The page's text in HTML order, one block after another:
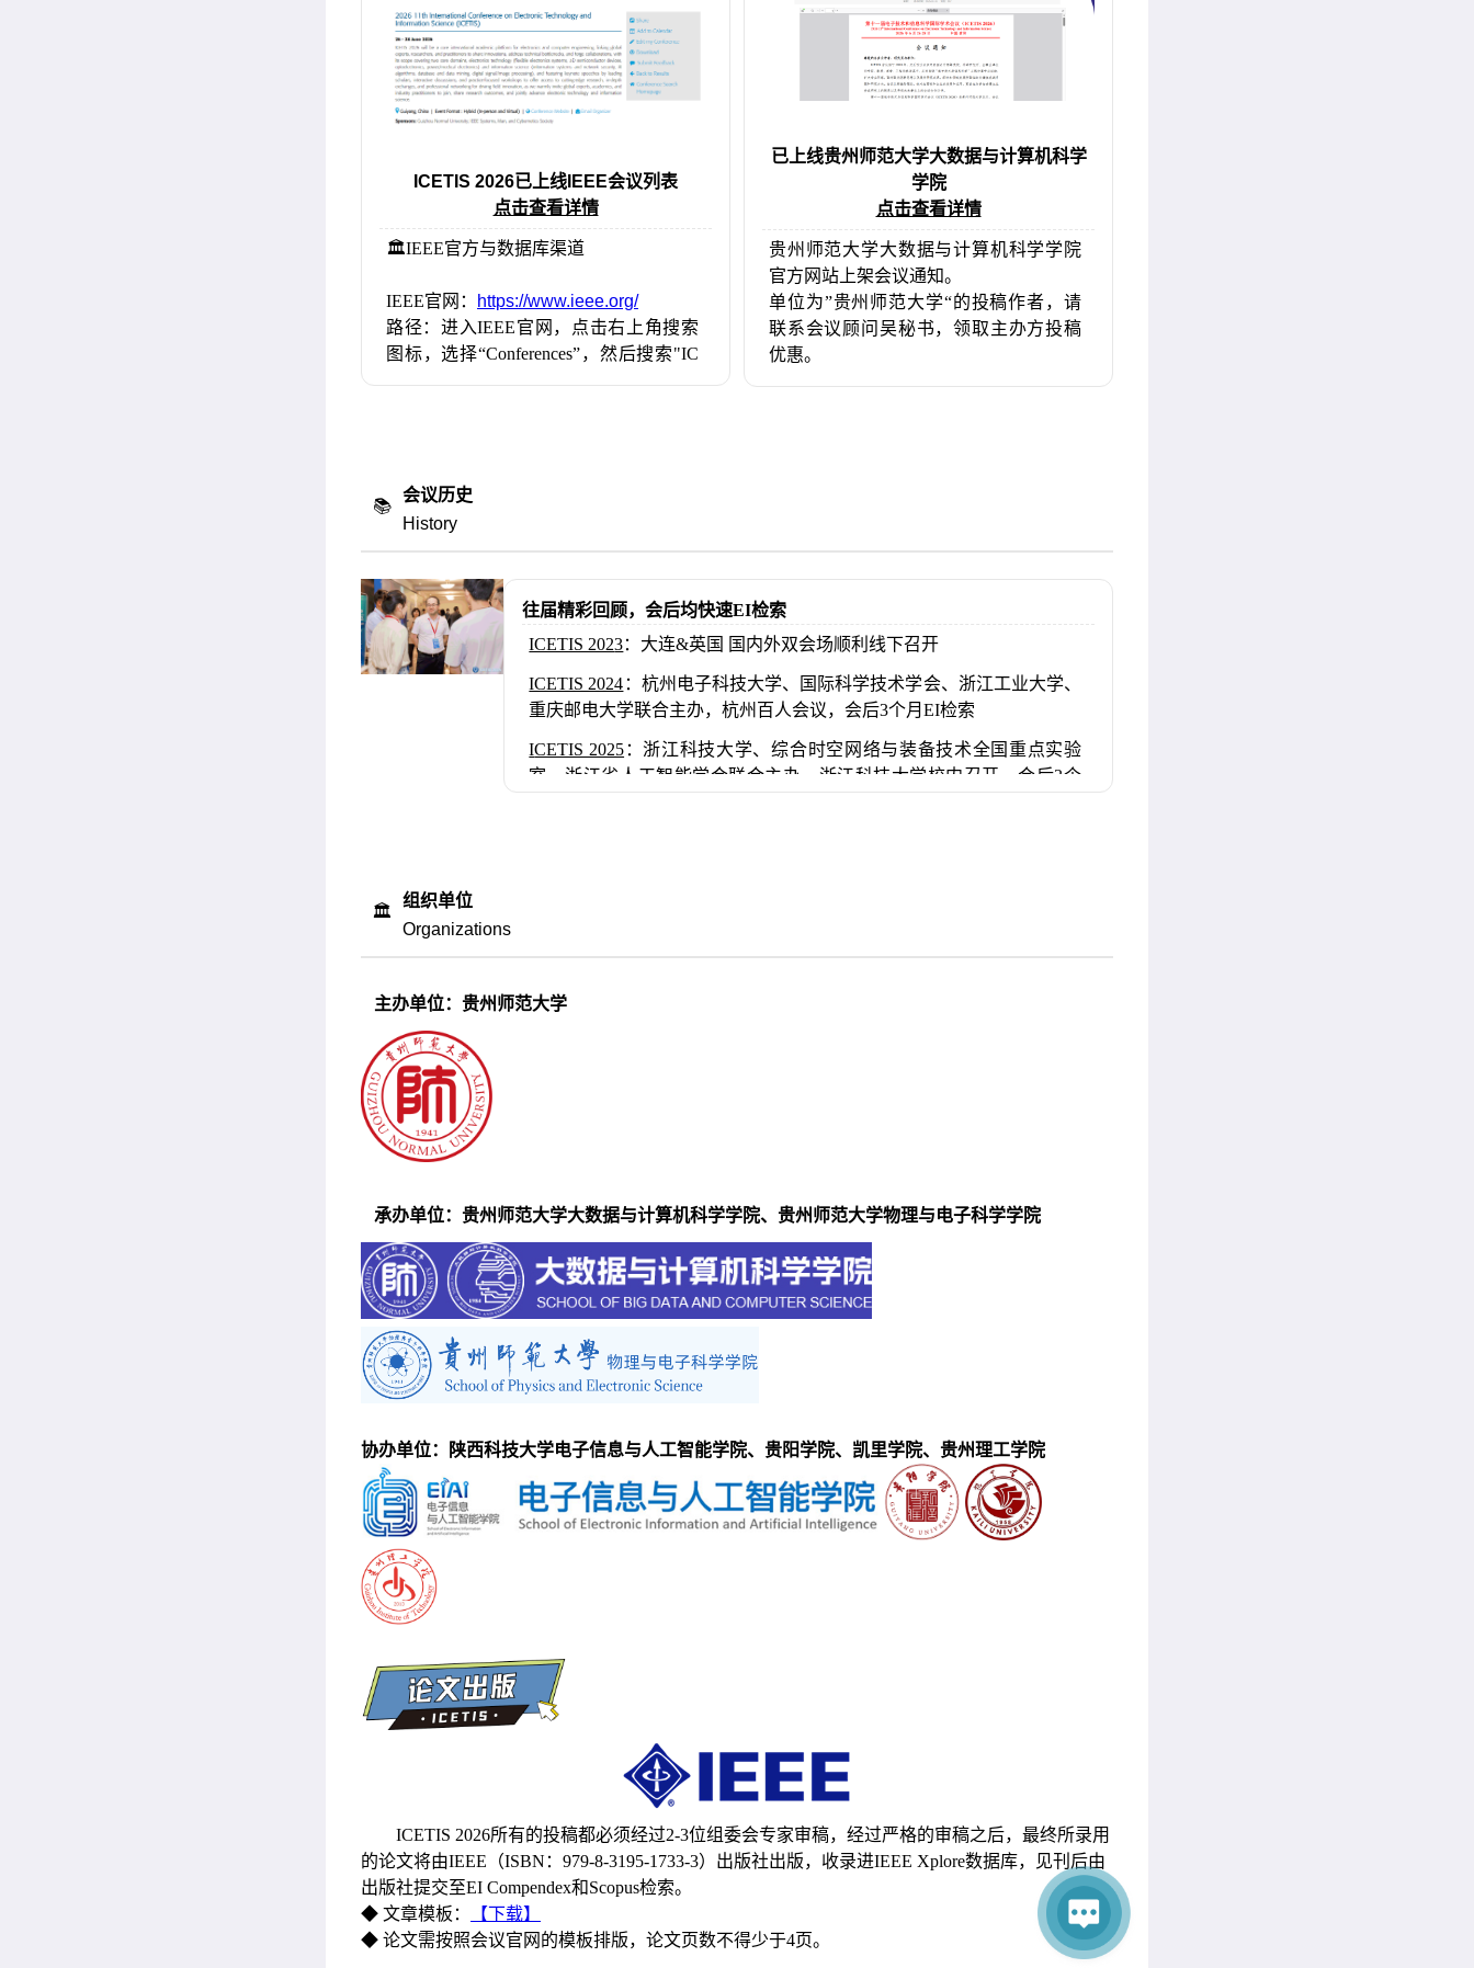
ICETIS 2026已上线IEEE会议列表
点击查看详情
🏛️IEEE官方与数据库渠道
IEEE官网：
https://www.ieee.org/
路径：进入IEEE官网，点击右上角搜索
图标，选择“Conferences”，然后搜索"IC
已上线贵州师范大学大数据与计算机科学
学院
点击查看详情
贵州师范大学大数据与计算机科学学院
官方网站上架会议通知。
单位为”贵州师范大学“的投稿作者，请
联系会议顾问吴秘书，领取主办方投稿
优惠。
📚
会议历史
History
往届精彩回顾，会后均快速EI检索
ICETIS 2023：大连&英国 国内外双会场顺利线下召开
ICETIS 2024 ：杭州电子科技大学、国际科学技术学会、浙江工业大学、
重庆邮电大学联合主办，杭州百人会议，会后3个月EI检索
ICETIS 2025 ：浙江科技大学、综合时空网络与装备技术全国重点实验
室、浙江省人工智能学会联合主办，浙江科技大学校内召开，会后3个
🏛️
组织单位
Organizations
主办单位：贵州师范大学
承办单位：贵州师范大学大数据与计算机科学学院、贵州师范大学物理与电子科学学院
协办单位：陕西科技大学电子信息与人工智能学院、贵阳学院、凯里学院、贵州理工学院
ICETIS 2026所有的投稿都必须经过2-3位组委会专家审稿，经过严格的审稿之后，最终所录用
的论文将由IEEE（ISBN：979-8-3195-1733-3）出版社出版，收录进IEEE Xplore数据库，见刊后由
出版社提交至EI Compendex和Scopus检索。
◆ 文章模板：
【下载】
◆ 论文需按照会议官网的模板排版，论文页数不得少于4页。